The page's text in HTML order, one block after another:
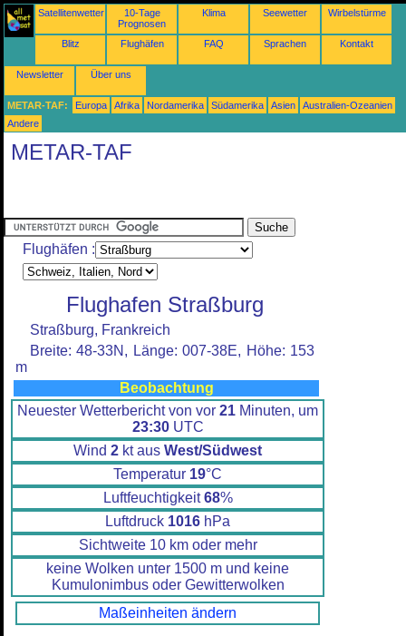
Satellitenwetter
10-Tage
Prognosen
Klima Seewetter Wirbelstürme
Blitz Flughäfen FAQ Sprachen Kontakt
Newsletter Über uns
METAR-TAF: Europa Afrika Nordamerika Südamerika Asien
Australien-Ozeanien
Andere
METAR-TAF
Flughäfen :
Flughafen Straßburg
Straßburg, Frankreich
Breite: 48-33N, Länge: 007-38E, Höhe: 153
m
Beobachtung
Neuester Wetterbericht von vor 21 Minuten, um
23:30UTC
Wind 2 kt aus West/Südwest
Temperatur 19°C
Luftfeuchtigkeit68%
Luftdruck 1016 hPa
Sichtweite 10 km oder mehr
keine Wolken unter 1500 m und keine
Kumulonimbus oder Gewitterwolken
Maßeinheiten ändern